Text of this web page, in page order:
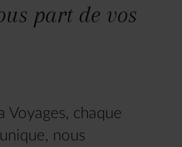
part de vos
Voyages, chaque
nous